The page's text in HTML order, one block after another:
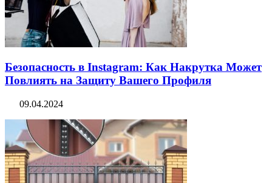
Безопасность в Instagram: Как Накрутка Может
Повлиять на Защиту Вашего Профиля
09.04.2024